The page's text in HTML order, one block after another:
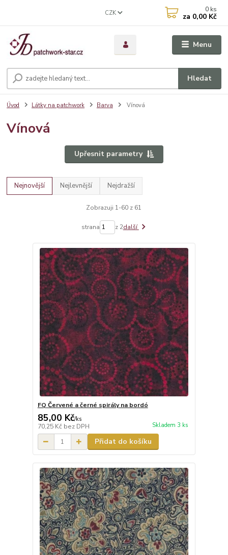
Menu
CZK
Hledat
0 ks
za 0,00 Kč
Úvod Látky na patchwork Barva Vínová
Vínová
Upřesnit parametry
Nejnovější Nejlevnější Nejdražší
Zobrazuji 1-60 z 61
strana z 2další
FQ Červené a černé spirály na bordó
85,00 Kč/ks
70,25 Kč bez DPH Skladem 3 ks
Přidat do košíku